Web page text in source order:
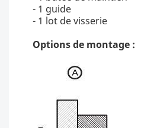
- 1 guide
- 1 lot de visserie
Options de montage :